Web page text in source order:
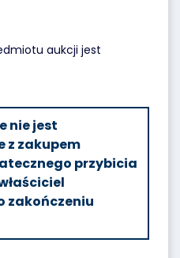
aukcji jest
nie jest
z zakupem
przybicia
zakończeniu